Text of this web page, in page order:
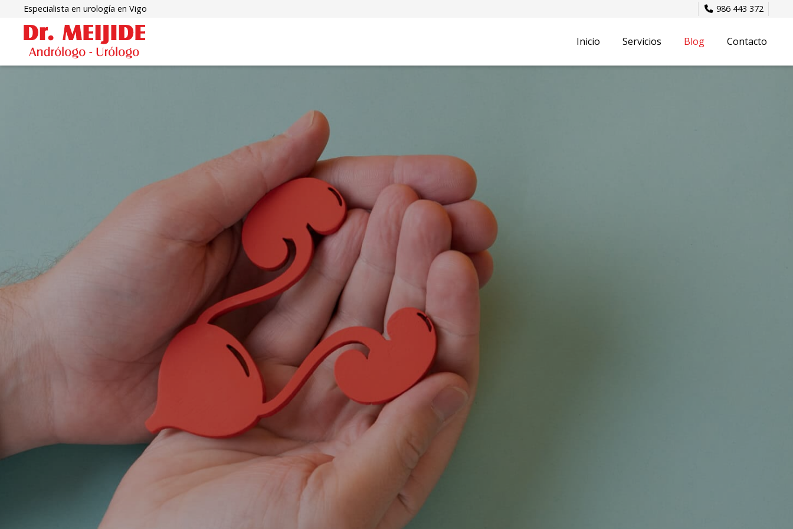
Especialista en urología en Vigo 986 443 372
Inicio Servicios Blog Contacto